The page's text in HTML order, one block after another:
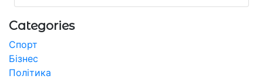
Categories
Спорт
Бізнес
Політика